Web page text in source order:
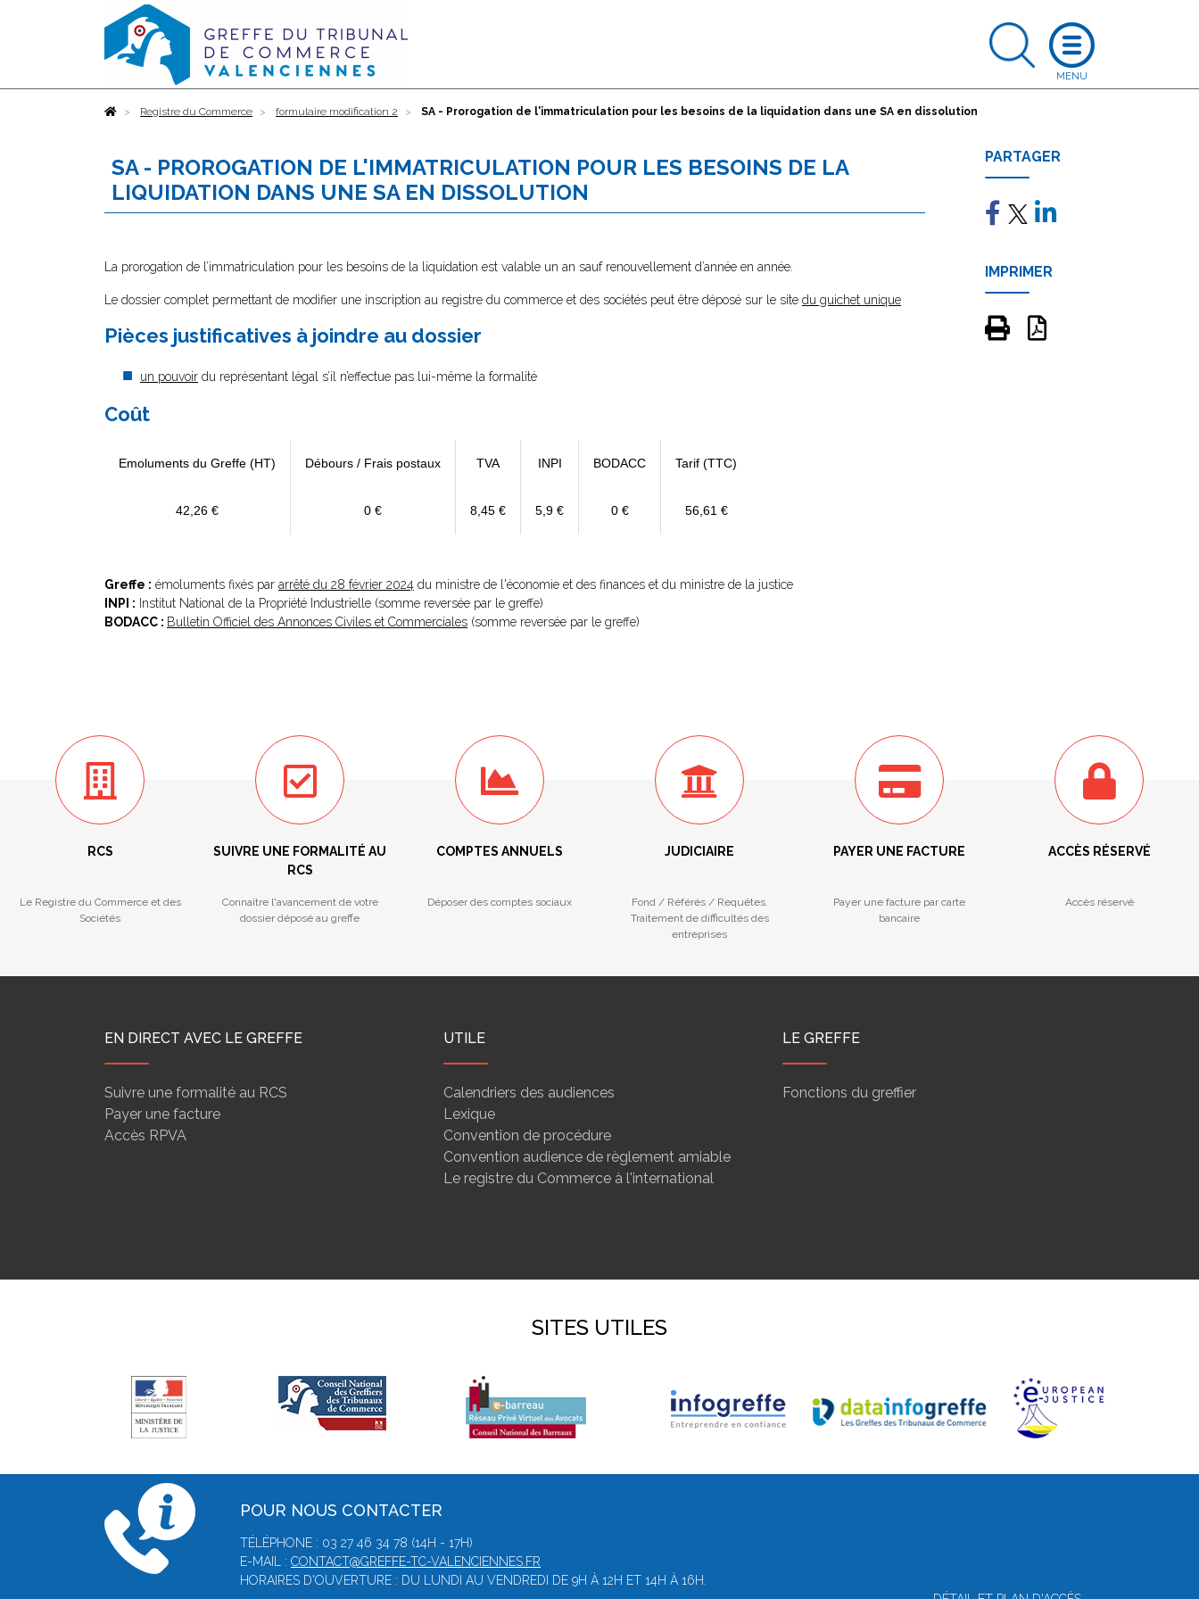
AccueilRegistre du Commerce formulaire modification 2 SA - Prorogation de l'immatriculation pour les besoins de la liquidation dans une SA en dissolution
SA - PROROGATION DE L'IMMATRICULATION POUR LES BESOINS DE LA
LIQUIDATION DANS UNE SA EN DISSOLUTION
La prorogation de l’immatriculation pour les besoins de la liquidation est valable un an sauf renouvellement d’année en année.
Le dossier complet permettant de modifier une inscription au registre du commerce et des sociétés peut être déposé sur le site du guichet unique
Pièces justificatives à joindre au dossier
un pouvoir du représentant légal s’il n’effectue pas lui-même la formalité
Coût
Emoluments du Greffe (HT) Débours / Frais postaux TVA INPI BODACC Tarif (TTC)
42,26 € 0 € 8,45 € 5,9 € 0 € 56,61 €
Greffe : émoluments fixés par arrêté du 28 février 2024 du ministre de l'économie et des finances et du ministre de la justice
INPI : Institut National de la Propriété Industrielle (somme reversée par le greffe)
BODACC : Bulletin Officiel des Annonces Civiles et Commerciales (somme reversée par le greffe)
PARTAGER
IMPRIMER
RCS
Le Registre du Commerce et des
Sociétés
SUIVRE UNE FORMALITÉ AU
RCS
Connaître l'avancement de votre
dossier déposé au greffe
COMPTES ANNUELS
Déposer des comptes sociaux
JUDICIAIRE
Fond / Référés / Requêtes.
Traitement de difficultés des
entreprises
PAYER UNE FACTURE
Payer une facture par carte
bancaire
ACCÈS RÉSERVÉ
Accès réservé
EN DIRECT AVEC LE GREFFE
Suivre une formalité au RCS
Payer une facture
Accès RPVA
UTILE
Calendriers des audiences
Lexique
Convention de procédure
Convention audience de règlement amiable
Le registre du Commerce à l'international
LE GREFFE
Fonctions du greffier
SITES UTILES
POUR NOUS CONTACTER
TÉLÉPHONE : 03 27 46 34 78 (14H - 17H)
E-MAIL : CONTACT@GREFFE-TC-VALENCIENNES.FR
HORAIRES D'OUVERTURE : DU LUNDI AU VENDREDI DE 9H À 12H ET 14H À 16H.